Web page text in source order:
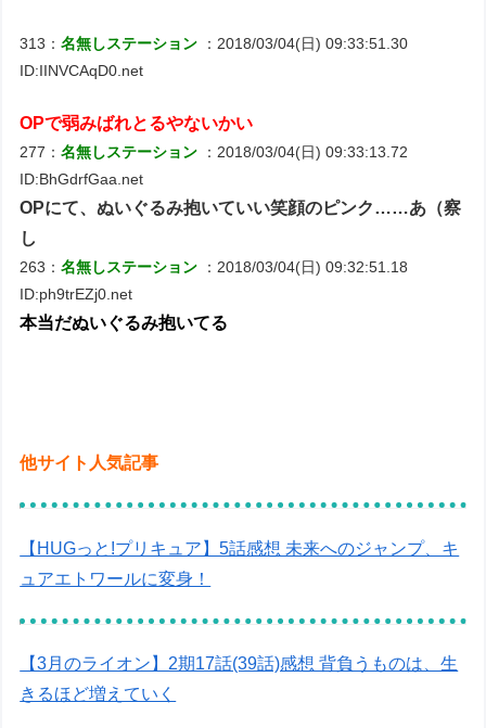
313：名無しステーション
：2018/03/04(日) 09:33:51.30
ID:IINVCAqD0.net
OPで弱みばれとるやないかい
277：名無しステーション
：2018/03/04(日) 09:33:13.72
ID:BhGdrfGaa.net
OPにて、ぬいぐるみ抱いていい笑顔のピンク……あ（察
し
263：名無しステーション
：2018/03/04(日) 09:32:51.18
ID:ph9trEZj0.net
本当だぬいぐるみ抱いてる
他サイト人気記事
【HUGっと!プリキュア】5話感想 未来へのジャンプ、キ
ュアエトワールに変身！
【3月のライオン】2期17話(39話)感想 背負うものは、生
きるほど増えていく